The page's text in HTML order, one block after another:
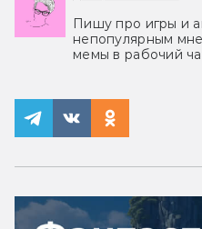
Пишу про игры и
непопулярным
мемы в рабочий